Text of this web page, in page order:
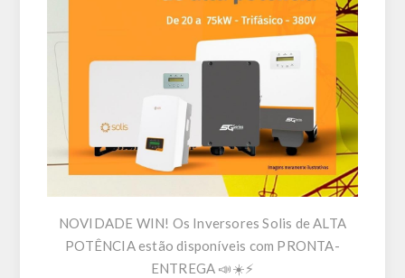
NOVIDADE WIN! Os Inversores Solis de ALTA
POTÊNCIA estão disponíveis com PRONTA-
ENTREGA 📣☀️⚡